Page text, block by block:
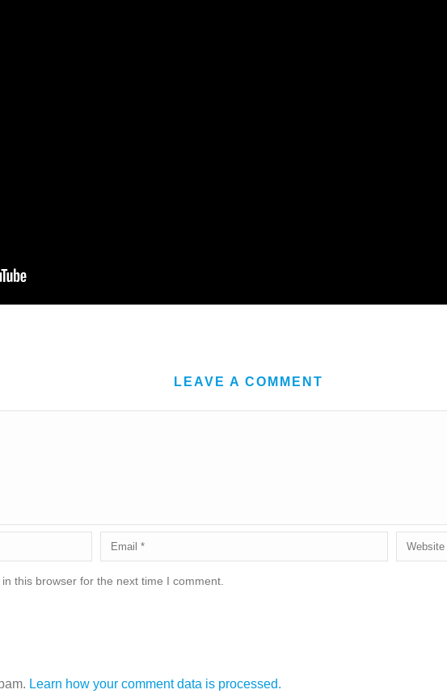
LEAVE A COMMENT
this browser for the next time I comment.
Learn how your comment data is processed.